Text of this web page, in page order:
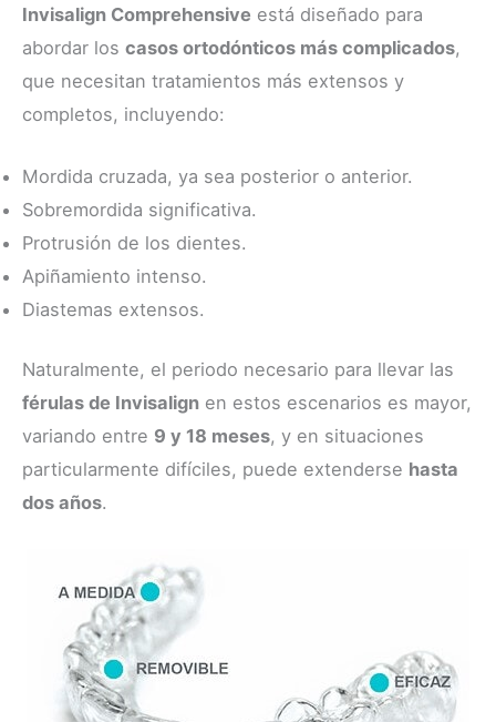
Invisalign Comprehensive está diseñado para
abordar los casos ortodónticos más complicados,
que necesitan tratamientos más extensos y
completos, incluyendo:
Mordida cruzada, ya sea posterior o anterior.
Sobremordida significativa.
Protrusión de los dientes.
Apiñamiento intenso.
Diastemas extensos.
Naturalmente, el periodo necesario para llevar las
férulas de Invisalign en estos escenarios es mayor,
variando entre 9 y 18 meses, y en situaciones
particularmente difíciles, puede extenderse hasta
dos años.